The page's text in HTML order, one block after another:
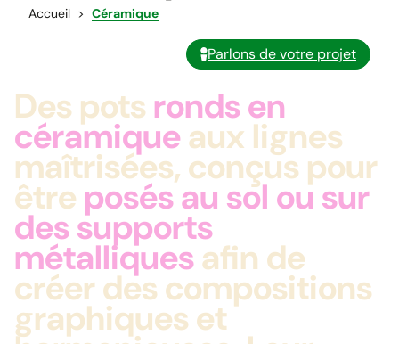
Accueil Céramique
Parlons de votre projet
Des pots ronds en
céramiqueaux lignes
maîtrisées, conçus pour
être posés au sol ou sur
des supports
métalliquesafin de
créer des compositions
graphiques et